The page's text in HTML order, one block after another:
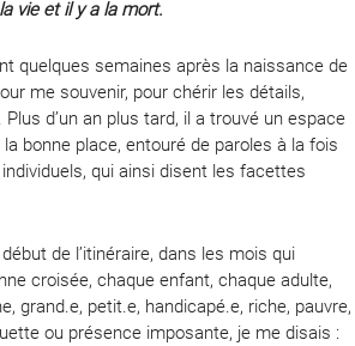
vie et il y a la mort.
quelques semaines après la naissance de
me souvenir, pour chérir les détails,
d’un an plus tard, il a trouvé un espace
bonne place, entouré de paroles à la fois
qui ainsi disent les facettes
de l’itinéraire, dans les mois qui
croisée, chaque enfant, chaque adulte,
grand.e, petit.e, handicapé.e, riche, pauvre,
ou présence imposante, je me disais :